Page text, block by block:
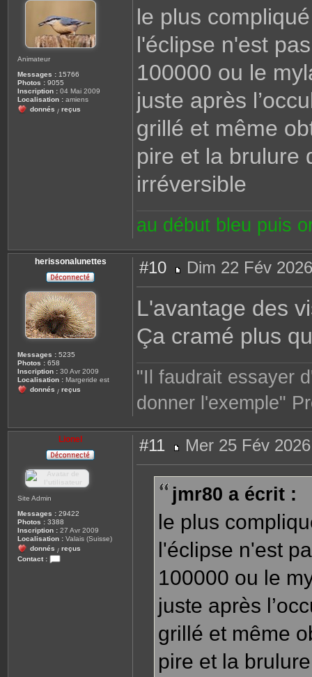
Animateur
Messages : 15766
Photos : 9055
Inscription : 04 Mai 2009
Localisation : amiens
donnés / reçus
s
e
le plus
l'éclipse n'est
100000 ou le
juste après
grillé et même
pire et la brulure
irréversible
au début bleu puis
herissonalunettes
Messages : 5235
Photos : 658
Inscription : 30 Avr 2009
Localisation : Margeride est
donnés / reçus
#10
e
a
Dim 22 Fév
L'avantage des
Ça cramé plus
"Il faudrait essayer
donner l'exemple"
Lionel
Site Admin
Messages : 29422
Photos : 3388
Inscription : 27 Avr 2009
Localisation : Valais (Suisse)
donnés / reçus
Contact :
#11
e
g
Mer 25 Fév
jmr80 a écrit :
le plus
l'éclipse n'est
100000 ou le
juste après
grillé et même
pire et la